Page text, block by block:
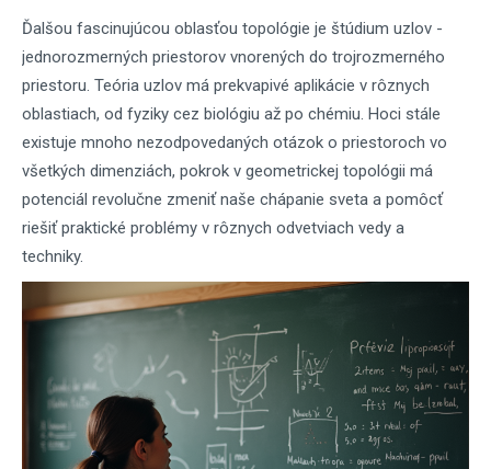
Ďalšou fascinujúcou oblasťou topológie je štúdium uzlov -
jednorozmerných priestorov vnorených do trojrozmerného
priestoru. Teória uzlov má prekvapivé aplikácie v rôznych
oblastiach, od fyziky cez biológiu až po chémiu. Hoci stále
existuje mnoho nezodpovedaných otázok o priestoroch vo
všetkých dimenziách, pokrok v geometrickej topológii má
potenciál revolučne zmeniť naše chápanie sveta a pomôcť
riešiť praktické problémy v rôznych odvetviach vedy a
techniky.